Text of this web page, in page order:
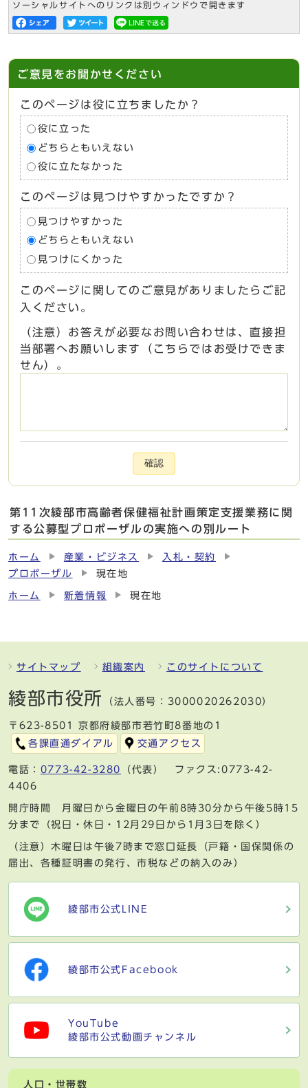
ソーシャルサイトへのリンクは別ウィンドウで開きます
ご意見をお聞かせください
このページは役に立ちましたか？
役に立った
どちらともいえない
役に立たなかった
このページは見つけやすかったですか？
見つけやすかった
どちらともいえない
見つけにくかった
このページに関してのご意見がありましたらご記
入ください。
（注意）お答えが必要なお問い合わせは、直接担
当部署へお願いします（こちらではお受けできま
せん）。
確認
第11次綾部市高齢者保健福祉計画策定支援業務に関
する公募型プロポーザルの実施への別ルート
ホーム 産業・ビジネス
入札・契約
プロポーザル
現在地
ホーム 新着情報 現在地
サイトマップ 組織案内 このサイトについて
綾部市役所 （法人番号：3000020262030）
〒623-8501 京都府綾部市若竹町8番地の1
各課直通ダイアル
交通アクセス
電話： 0773-42-3280
（代表） ファクス:0773-42-
4406
開庁時間 月曜日から金曜日の午前8時30分から午後5時15
分まで（祝日・休日・12月29日から1月3日を除く）
（注意）木曜日は午後7時まで窓口延長（戸籍・国保関係の
届出、各種証明書の発行、市税などの納入のみ）
綾部市公式LINE
綾部市公式Facebook
YouTube
綾部市公式動画チャンネル
人口・世帯数